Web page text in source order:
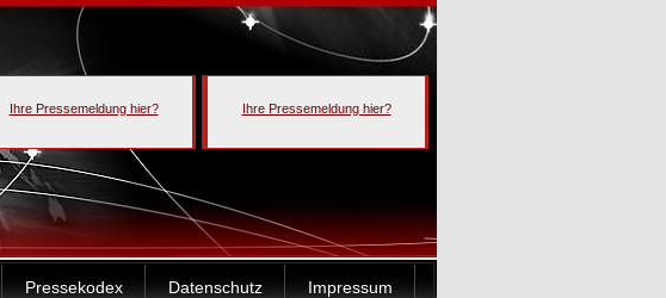
Ihre Pressemeldung hier? Ihre Pressemeldung hier?
Pressekodex Datenschutz Impressum